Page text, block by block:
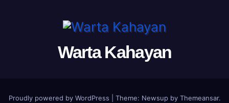
Warta Kahayan
Proudly powered by WordPress Theme: Newsup by Themeansar.